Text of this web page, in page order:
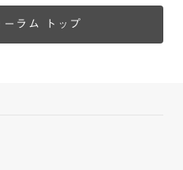
ーラム トップ